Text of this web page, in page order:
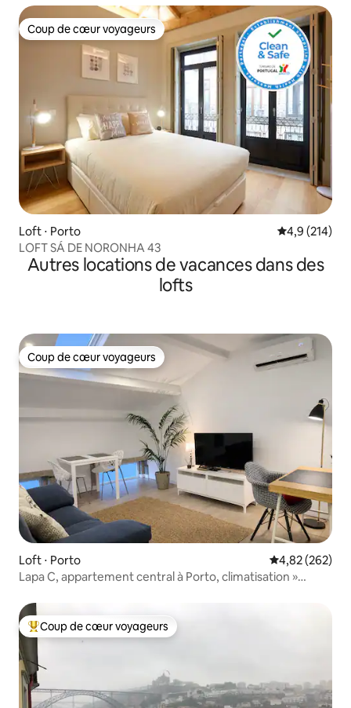
2F)
Coup de cœur voyageurs
Coup de cœur voyageurs
Loft ⋅ Porto Évaluation
4,9 (214)
LOFT SÁ DE NORONHA 43
Autres locations de vacances dans des
lofts
Coup de cœur voyageurs
Coup de cœur voyageurs
Loft ⋅ Porto Évaluation
4,82 (262)
Lapa C, appartement central à Porto, climatisation »
Coups de cœur voyageurs les plus appréciés
Coup de cœur voyageurs